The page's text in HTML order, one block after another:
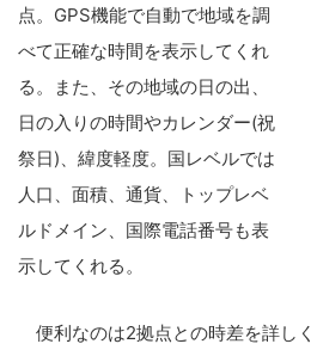
点。GPS機能で自動で地域を調
べて正確な時間を表示してくれ
る。また、その地域の日の出、
日の入りの時間やカレンダー(祝
祭日)、緯度軽度。国レベルでは
人口、面積、通貨、トップレベ
ルドメイン、国際電話番号も表
示してくれる。
便利なのは2拠点との時差を詳し